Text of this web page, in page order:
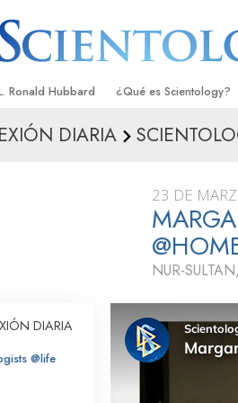
Ronald Hubbard ¿Qué es Scientology?
Creencias y Prácticas
Qué dicen los
Scientology
Conoce a un
Los Principios
Una Introducción a
DIARIA
23 DE
NUR-
DIARIA
@life